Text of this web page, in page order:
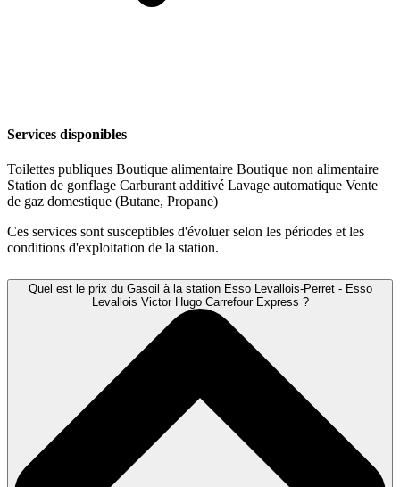
Services disponibles
Toilettes publiques Boutique alimentaire Boutique non alimentaire
Station de gonflage Carburant additivé Lavage automatique Vente
de gaz domestique (Butane, Propane)
Ces services sont susceptibles d'évoluer selon les périodes et les
conditions d'exploitation de la station.
Quel est le prix du Gasoil à la station Esso Levallois-Perret - Esso
Levallois Victor Hugo Carrefour Express ?